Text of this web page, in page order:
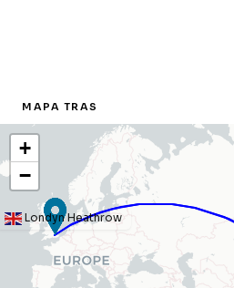
MAPA TRAS
Londyn Heathrow
+
−